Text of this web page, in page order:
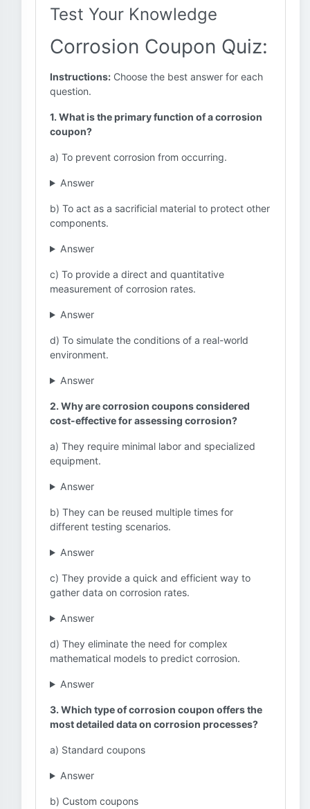
Test Your Knowledge
Corrosion Coupon Quiz:
Instructions: Choose the best answer for each
question.
1. What is the primary function of a corrosion
coupon?
a) To prevent corrosion from occurring.
Answer
b) To act as a sacrificial material to protect other
components.
Answer
c) To provide a direct and quantitative
measurement of corrosion rates.
Answer
d) To simulate the conditions of a real-world
environment.
Answer
2. Why are corrosion coupons considered
cost-effective for assessing corrosion?
a) They require minimal labor and specialized
equipment.
Answer
b) They can be reused multiple times for
different testing scenarios.
Answer
c) They provide a quick and efficient way to
gather data on corrosion rates.
Answer
d) They eliminate the need for complex
mathematical models to predict corrosion.
Answer
3. Which type of corrosion coupon offers the
most detailed data on corrosion processes?
a) Standard coupons
Answer
b) Custom coupons